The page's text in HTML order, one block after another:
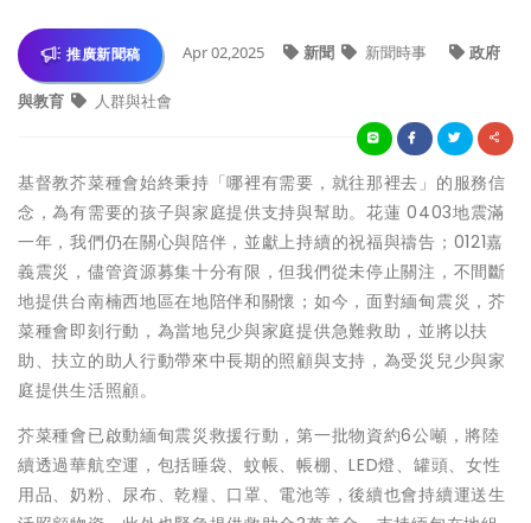
推廣新聞稿 Apr 02,2025 新聞 新聞時事 政府
與教育 人群與社會
基督教芥菜種會始終秉持「哪裡有需要，就往那裡去」的服務信
念，為有需要的孩子與家庭提供支持與幫助。花蓮 0403地震滿
一年，我們仍在關心與陪伴，並獻上持續的祝福與禱告；0121嘉
義震災，儘管資源募集十分有限，但我們從未停止關注，不間斷
地提供台南楠西地區在地陪伴和關懷；如今，面對緬甸震災，芥
菜種會即刻行動，為當地兒少與家庭提供急難救助，並將以扶
助、扶立的助人行動帶來中長期的照顧與支持，為受災兒少與家
庭提供生活照顧。
芥菜種會已啟動緬甸震災救援行動，第一批物資約6公噸，將陸
續透過華航空運，包括睡袋、蚊帳、帳棚、LED燈、罐頭、女性
用品、奶粉、尿布、乾糧、口罩、電池等，後續也會持續運送生